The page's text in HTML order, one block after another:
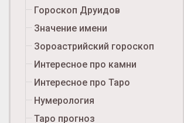
Гороскоп Друидов
Значение имени
Зороастрийский гороскоп
Интересное про камни
Интересное про Таро
Нумерология
Таро прогноз